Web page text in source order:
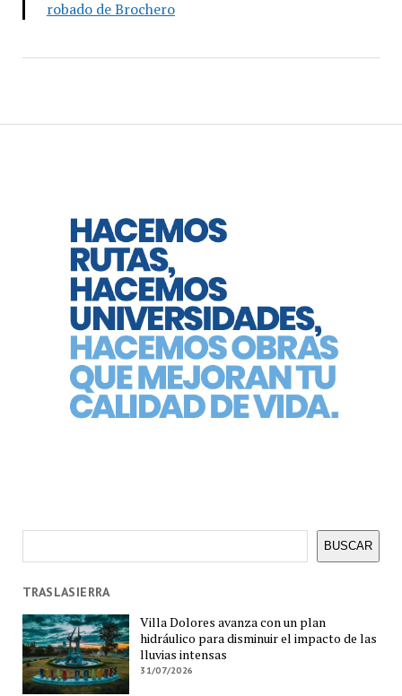
BUSCAR
TRASLASIERRA
Villa Dolores avanza con un plan
hidráulico para disminuir el impacto de las
lluvias intensas
31/07/2026
robado de Brochero